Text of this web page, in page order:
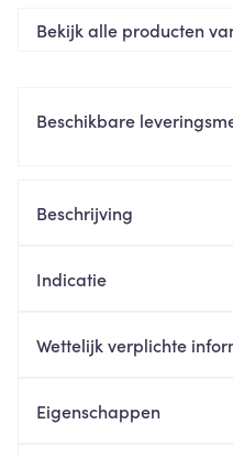
Bekijk alle producten
Beschikbare
Beschrijving
Indicatie
Wettelijk verplichte
Eigenschappen